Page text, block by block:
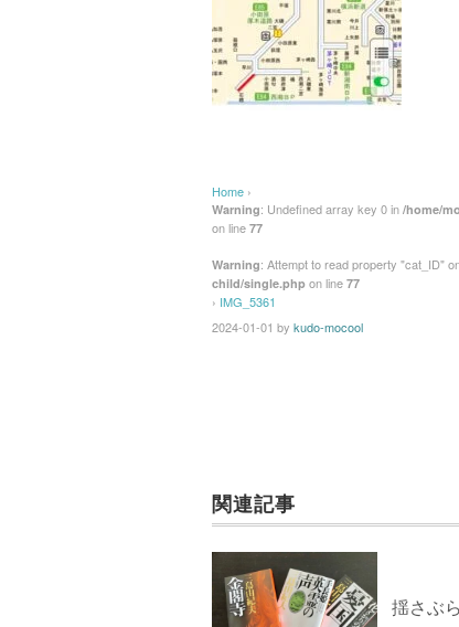
Home ›
Warning: Undefined array key 0 in /home/
on line 77
Warning: Attempt to read property "cat_ID"
child/single.php on line 77
› IMG_5361
2024-01-01 by kudo-mocool
関連記事
揺さぶら